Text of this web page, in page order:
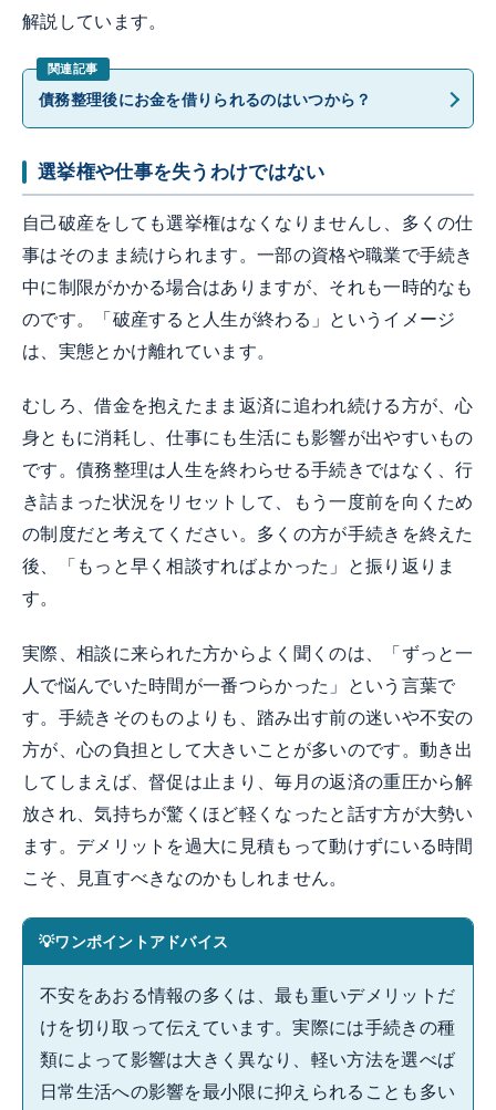
解説しています。
債務整理後にお金を借りられるのはいつから？
選挙権や仕事を失うわけではない
自己破産をしても選挙権はなくなりませんし、多くの仕
事はそのまま続けられます。一部の資格や職業で手続き
中に制限がかかる場合はありますが、それも一時的なも
のです。「破産すると人生が終わる」というイメージ
は、実態とかけ離れています。
むしろ、借金を抱えたまま返済に追われ続ける方が、心
身ともに消耗し、仕事にも生活にも影響が出やすいもの
です。債務整理は人生を終わらせる手続きではなく、行
き詰まった状況をリセットして、もう一度前を向くため
の制度だと考えてください。多くの方が手続きを終えた
後、「もっと早く相談すればよかった」と振り返りま
す。
実際、相談に来られた方からよく聞くのは、「ずっと一
人で悩んでいた時間が一番つらかった」という言葉で
す。手続きそのものよりも、踏み出す前の迷いや不安の
方が、心の負担として大きいことが多いのです。動き出
してしまえば、督促は止まり、毎月の返済の重圧から解
放され、気持ちが驚くほど軽くなったと話す方が大勢い
ます。デメリットを過大に見積もって動けずにいる時間
こそ、見直すべきなのかもしれません。
ワンポイントアドバイス
不安をあおる情報の多くは、最も重いデメリットだ
けを切り取って伝えています。実際には手続きの種
類によって影響は大きく異なり、軽い方法を選べば
日常生活への影響を最小限に抑えられることも多い